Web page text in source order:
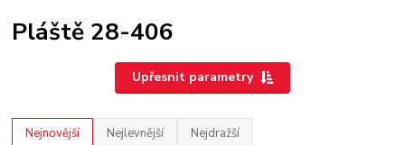
Pláště 28-406
Upřesnit parametry
Nejnovější Nejlevnější Nejdražší